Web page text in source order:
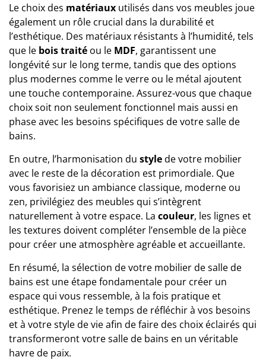
Le choix des matériaux utilisés dans vos meubles joue
également un rôle crucial dans la durabilité et
l’esthétique. Des matériaux résistants à l’humidité, tels
que le bois traité ou le MDF, garantissent une
longévité sur le long terme, tandis que des options
plus modernes comme le verre ou le métal ajoutent
une touche contemporaine. Assurez-vous que chaque
choix soit non seulement fonctionnel mais aussi en
phase avec les besoins spécifiques de votre salle de
bains.
En outre, l’harmonisation du stylede votre mobilier
avec le reste de la décoration est primordiale. Que
vous favorisiez un ambiance classique, moderne ou
zen, privilégiez des meubles qui s’intègrent
naturellement à votre espace. La couleur, les lignes et
les textures doivent compléter l’ensemble de la pièce
pour créer une atmosphère agréable et accueillante.
En résumé, la sélection de votre mobilier de salle de
bains est une étape fondamentale pour créer un
espace qui vous ressemble, à la fois pratique et
esthétique. Prenez le temps de réfléchir à vos besoins
et à votre style de vie afin de faire des choix éclairés qui
transformeront votre salle de bains en un véritable
havre de paix.